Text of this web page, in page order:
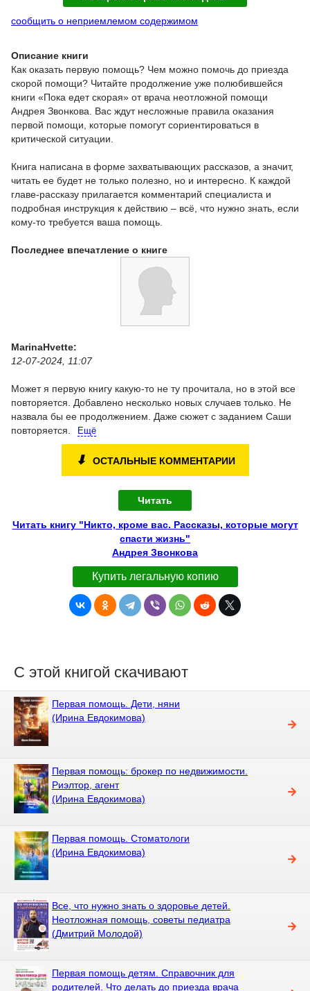
сообщить о неприемлемом содержимом
Описание книги
Как оказать первую помощь? Чем можно помочь до приезда
скорой помощи? Читайте продолжение уже полюбившейся
книги «Пока едет скорая» от врача неотложной помощи
Андрея Звонкова. Вас ждут несложные правила оказания
первой помощи, которые помогут сориентироваться в
критической ситуации.
Книга написана в форме захватывающих рассказов, а значит,
читать ее будет не только полезно, но и интересно. К каждой
главе-рассказу прилагается комментарий специалиста и
подробная инструкция к действию ‒ всё, что нужно знать, если
кому-то требуется ваша помощь.
Последнее впечатление о книге
MarinaHvette:
12-07-2024, 11:07
Может я первую книгу какую-то не ту прочитала, но в этой все
повторяется. Добавлено несколько новых случаев только. Не
назвала бы ее продолжением. Даже сюжет с заданием Саши
повторяется.
Ещё
⬇ ОСТАЛЬНЫЕ КОММЕНТАРИИ
Читать
Читать книгу "Никто, кроме вас. Рассказы, которые могут
спасти жизнь"
Андрея Звонкова
Купить легальную копию
С этой книгой скачивают
Первая помощь. Дети, няни
(Ирина Евдокимова)
Первая помощь: брокер по недвижимости.
Риэлтор, агент
(Ирина Евдокимова)
Первая помощь. Стоматологи
(Ирина Евдокимова)
Все, что нужно знать о здоровье детей.
Неотложная помощь, советы педиатра
(Дмитрий Молодой)
Первая помощь детям. Справочник для
родителей. Что делать до приезда врача